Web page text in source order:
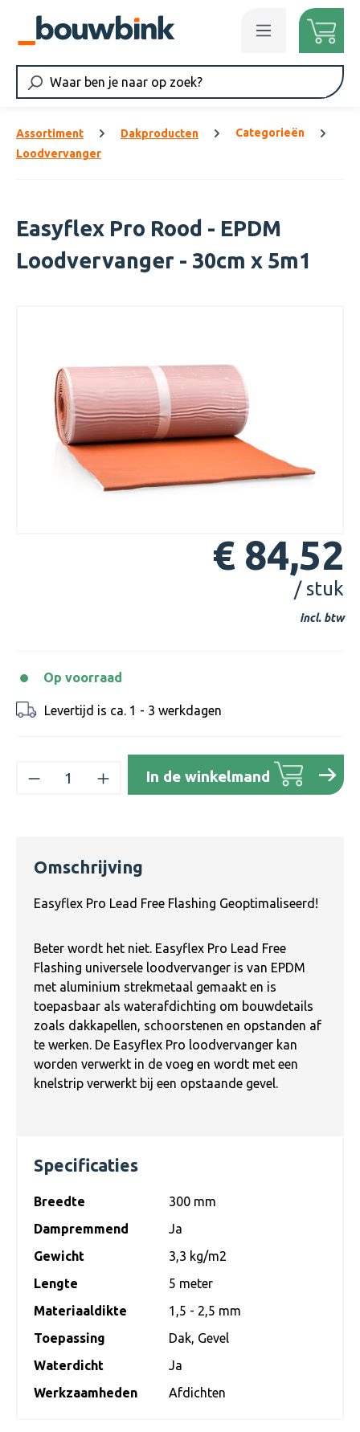
Ga naar de hoofdinhoud
Assortiment Dakproducten
Categorieën
Loodvervanger
Easyflex Pro Rood - EPDM
Loodvervanger - 30cm x 5m1
€ 84,52
/ stuk
incl. btw
Op voorraad
Levertijd is ca. 1 - 3 werkdagen
Producthoeveelheid: Voer de
In de winkelmand
Omschrijving
Easyflex Pro Lead Free Flashing Geoptimaliseerd!
Beter wordt het niet. Easyflex Pro Lead Free
Flashing universele loodvervanger is van EPDM
met aluminium strekmetaal gemaakt en is
toepasbaar als waterafdichting om bouwdetails
zoals dakkapellen, schoorstenen en opstanden af
te werken. De Easyflex Pro loodvervanger kan
worden verwerkt in de voeg en wordt met een
knelstrip verwerkt bij een opstaande gevel.
Specificaties
Breedte
300 mm
Dampremmend
Ja
Gewicht
3,3 kg/m2
Lengte
5 meter
Materiaaldikte
1,5 - 2,5 mm
Toepassing
Dak, Gevel
Waterdicht
Ja
Werkzaamheden
Afdichten